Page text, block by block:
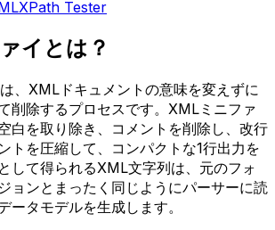
XPath Tester
イとは？
、XMLドキュメントの意味を変えずに
削除するプロセスです。XMLミニファ
白を取り除き、コメントを削除し、改行
トを圧縮して、コンパクトな1行出力を
して得られるXML文字列は、元のフォ
ョンとまったく同じようにパーサーに読
ータモデルを生成します。